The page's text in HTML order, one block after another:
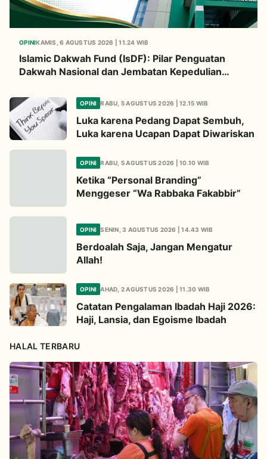
OPINIKAMIS, 6 AGUSTUS 2026 | 11.24 WIB
Islamic Dakwah Fund (IsDF): Pilar Penguatan
Dakwah Nasional dan Jembatan Kepedulian
OPINI RABU, 5 AGUSTUS 2026 | 12.15 WIB
Luka karena Pedang Dapat Sembuh,
Luka karena Ucapan Dapat Diwariskan
OPINI RABU, 5 AGUSTUS 2026 | 10.10 WIB
Ketika “Personal Branding”
Menggeser “Wa Rabbaka Fakabbir”
OPINI SENIN, 3 AGUSTUS 2026 | 14.43 WIB
Berdoalah Saja, Jangan Mengatur
Allah!
OPINI AHAD, 2 AGUSTUS 2026 | 11.30 WIB
Catatan Pengalaman Ibadah Haji 2026:
Haji, Lansia, dan Egoisme Ibadah
HALAL TERBARU